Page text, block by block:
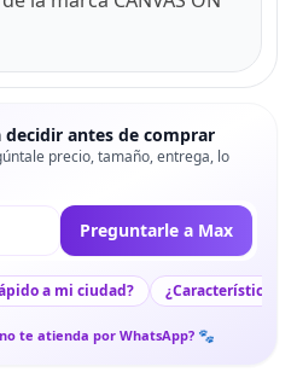
decidir antes de comprar
precio, tamaño, entrega, lo
Preguntarle a Max
a mi ciudad? ¿Características
te atienda por WhatsApp? 🐾